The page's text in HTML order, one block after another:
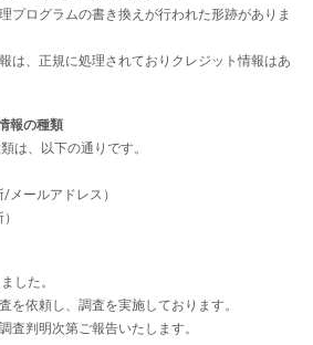
プログラムの書き換えが行われた形跡がありま
は、正規に処理されておりクレジット情報はあ
報の種類
は、以下の通りです。
メールアドレス）
した。
を依頼し、調査を実施しております。
査判明次第ご報告いたします。